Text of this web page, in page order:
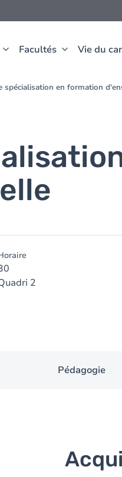
Facultés Vie du
spécialisation en formation
2
Pédagogie